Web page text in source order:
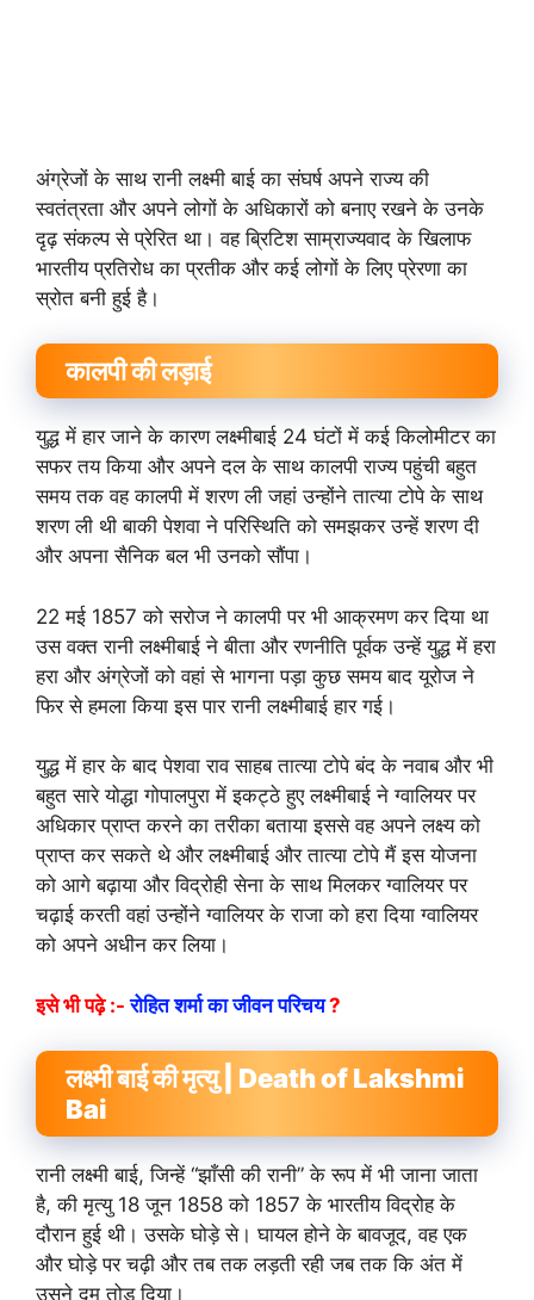
अंग्रेजों के साथ रानी लक्ष्मी बाई का संघर्ष अपने राज्य की
स्वतंत्रता और अपने लोगों के अधिकारों को बनाए रखने के उनके
दृढ़ संकल्प से प्रेरित था। वह ब्रिटिश साम्राज्यवाद के खिलाफ
भारतीय प्रतिरोध का प्रतीक और कई लोगों के लिए प्रेरणा का
स्रोत बनी हुई है।
कालपी की लड़ाई
युद्ध में हार जाने के कारण लक्ष्मीबाई 24 घंटों में कई किलोमीटर का
सफर तय किया और अपने दल के साथ कालपी राज्य पहुंची बहुत
समय तक वह कालपी में शरण ली जहां उन्होंने तात्या टोपे के साथ
शरण ली थी बाकी पेशवा ने परिस्थिति को समझकर उन्हें शरण दी
और अपना सैनिक बल भी उनको सौंपा।
22 मई 1857 को सरोज ने कालपी पर भी आक्रमण कर दिया था
उस वक्त रानी लक्ष्मीबाई ने बीता और रणनीति पूर्वक उन्हें युद्ध में हरा
हरा और अंग्रेजों को वहां से भागना पड़ा कुछ समय बाद यूरोज ने
फिर से हमला किया इस पार रानी लक्ष्मीबाई हार गई।
युद्ध में हार के बाद पेशवा राव साहब तात्या टोपे बंद के नवाब और भी
बहुत सारे योद्धा गोपालपुरा में इकट्ठे हुए लक्ष्मीबाई ने ग्वालियर पर
अधिकार प्राप्त करने का तरीका बताया इससे वह अपने लक्ष्य को
प्राप्त कर सकते थे और लक्ष्मीबाई और तात्या टोपे मैं इस योजना
को आगे बढ़ाया और विद्रोही सेना के साथ मिलकर ग्वालियर पर
चढ़ाई करती वहां उन्होंने ग्वालियर के राजा को हरा दिया ग्वालियर
को अपने अधीन कर लिया।
इसे भी पढ़े :-रोहित शर्मा का जीवन परिचय?
लक्ष्मी बाई की मृत्यु | Death of Lakshmi
Bai
रानी लक्ष्मी बाई, जिन्हें “झाँसी की रानी” के रूप में भी जाना जाता
है, की मृत्यु 18 जून 1858 को 1857 के भारतीय विद्रोह के
दौरान हुई थी। उसके घोड़े से। घायल होने के बावजूद, वह एक
और घोड़े पर चढ़ी और तब तक लड़ती रही जब तक कि अंत में
उसने दम तोड़ दिया।